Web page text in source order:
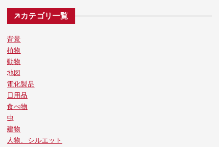
カテゴリ一覧
背景
植物
動物
地図
電化製品
日用品
食べ物
虫
建物
人物、シルエット